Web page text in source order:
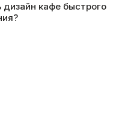
кафе быстрого